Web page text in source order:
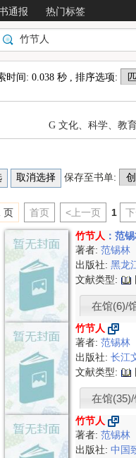
通报 热门标签
时间: 0.038 秒 , 排序选项:
G 文化、科学、教
保存至书单:
页 首页 <上一页 1
竹节人 ：范
著者:范锡林
出版社:黑龙
文献类型:
在馆(6)/
竹节人
著者:范锡林
出版社:长江
文献类型:
在馆
竹节人
著者:范锡林
出版社:中国